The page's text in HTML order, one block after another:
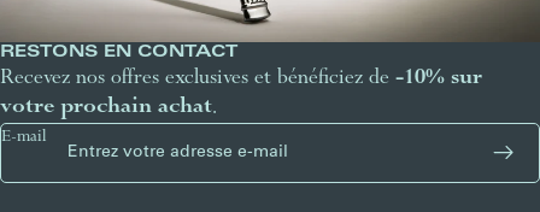
RESTONS EN CONTACT
Recevez nos offres exclusives et bénéficiez de -10% sur
votre prochain achat.
E-mail